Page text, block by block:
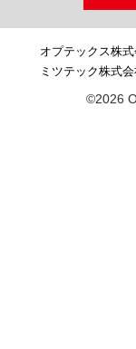
オプテックス株
ミツテック株式
©2026